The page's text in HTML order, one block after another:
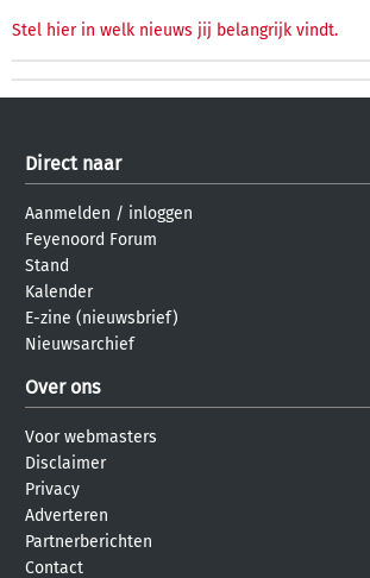
Stel hier in welk nieuws jij belangrijk vindt.
Direct naar
Aanmelden / inloggen
Feyenoord Forum
Stand
Kalender
E-zine (nieuwsbrief)
Nieuwsarchief
Over ons
Voor webmasters
Disclaimer
Privacy
Adverteren
Partnerberichten
Contact